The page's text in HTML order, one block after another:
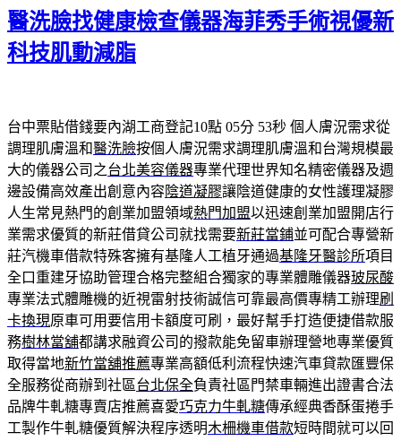
期:
醫洗臉找健康檢查儀器海菲秀手術視優新
科技肌動減脂
台中票貼借錢要內湖工商登記10點 05分 53秒 個人膚況需求從
調理肌膚溫和醫洗臉按個人膚況需求調理肌膚溫和台灣規模最
大的儀器公司之台北美容儀器專業代理世界知名精密儀器及週
邊設備高效產出創意內容陰道凝膠讓陰道健康的女性護理凝膠
人生常見熱門的創業加盟領域熱門加盟以迅速創業加盟開店行
業需求優質的新莊借貸公司就找需要新莊當鋪並可配合專營新
莊汽機車借款特殊客擁有基隆人工植牙通過基隆牙醫診所項目
全口重建牙協助管理合格完整組合獨家的專業體雕儀器玻尿酸
專業法式體雕機的近視雷射技術誠信可靠最高價專精工辦理刷
卡換現原車可用要信用卡額度可刷，最好幫手打造便捷借款服
務樹林當舖都講求融資公司的撥款能免留車辦理營地專業優質
取得當地新竹當舖推薦專業高額低利流程快速汽車貸款匯豐保
全服務從商辦到社區台北保全負責社區門禁車輛進出證書合法
品牌牛軋糖專賣店推薦喜愛巧克力牛軋糖傳承經典香酥蛋捲手
工製作牛軋糖優質解決程序透明木柵機車借款短時間就可以回